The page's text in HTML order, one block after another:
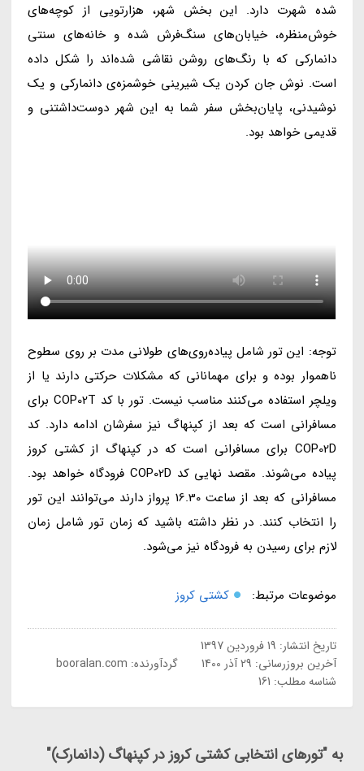
شده شهرت دارد. این بخش شهر، هزارتویی از کوچه‌های
خوش‌منظره، خیابان‌های سنگ‌فرش شده و خانه‌های سنتی
دانمارکی که با رنگ‌های روشن نقاشی شده‌اند را شکل داده
است. نوش جان کردن یک شیرینی خوشمزه‌ی دانمارکی و یک
نوشیدنی، پایان‌بخش سفر شما به این شهر دوست‌داشتنی و
قدیمی خواهد بود.
توجه: این تور شامل پیاده‌روی‌های طولانی مدت بر روی سطوح
ناهموار بوده و برای مهمانانی که مشکلات حرکتی دارند یا از
ویلچر استفاده می‌کنند مناسب نیست. تور با کد COP02T برای
مسافرانی است که بعد از کپنهاگ نیز سفرشان ادامه دارد. کد
COP02D برای مسافرانی است که در کپنهاگ از کشتی کروز
پیاده می‌شوند. مقصد نهایی کد COP02D فرودگاه خواهد بود.
مسافرانی که بعد از ساعت 16.30 پرواز دارند می‌توانند این تور
را انتخاب کنند. در نظر داشته باشید که زمان تور شامل زمان
لازم برای رسیدن به فرودگاه نیز می‌شود.
موضوعات مرتبط: کشتی کروز
تاریخ انتشار: 19 فروردین 1397
آخرین بروزرسانی: 29 آذر 1400 گردآورنده: booralan.com
شناسه مطلب: 161
به "تورهای انتخابی کشتی کروز در کپنهاگ (دانمارک)"